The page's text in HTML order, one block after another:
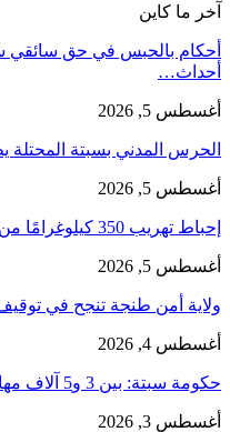
آخر ما كاين
أحكام بالحبس في حق سائقي
أحداث…
أغسطس 5, 2026
الحرس المدني بسبتة المحتلة
أغسطس 5, 2026
إحباط تهريب 350 كيلوغرامًا من الشيرا محشوة داخل قوالب…
أغسطس 5, 2026
ولاية أمن طنجة تنجح في
أغسطس 4, 2026
حكومة سبتة: بين 3 و5 آلاف مهاجر ما زالوا داخل المدينة و862…
أغسطس 3, 2026